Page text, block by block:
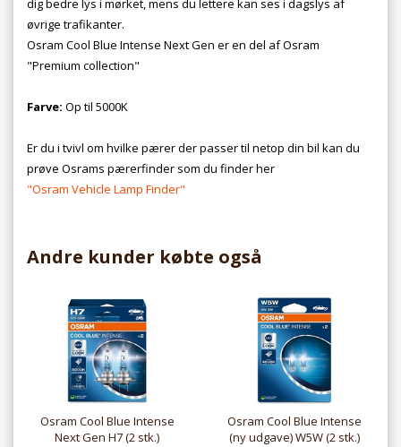
dig bedre lys i mørket, mens du lettere kan ses i dagslys af
øvrige trafikanter.
Osram Cool Blue Intense Next Gen er en del af Osram
"Premium collection"
Farve: Op til 5000K
Er du i tvivl om hvilke pærer der passer til netop din bil kan du
prøve Osrams pærerfinder som du finder her
"Osram Vehicle Lamp Finder"
Andre kunder købte også
Osram Cool Blue Intense
Next Gen H7 (2 stk.)
Osram Cool Blue Intense
(ny udgave) W5W (2 stk.)